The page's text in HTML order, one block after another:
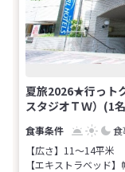
夏旅2026★行っト
スタジオＴＷ）(1
食
【広さ】11～14平米
【エキストラベッド